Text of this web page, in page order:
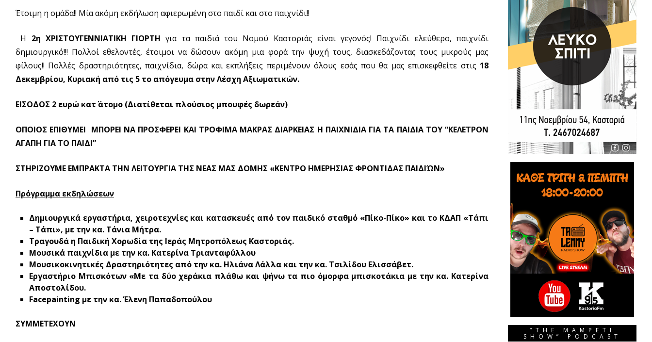
Έτοιμη η ομάδα!! Μία ακόμη εκδήλωση αφιερωμένη στο παιδί και στο παιχνίδι!!
H 2η XΡΙΣΤΟΥΓΕΝΝΙΑΤΙΚΗ ΓΙΟΡΤΗγια τα παιδιά του Νομού Καστοριάς είναι γεγονός! Παιχνίδι ελεύθερο, παιχνίδι
δημιουργικό!!! Πολλοί εθελοντές, έτοιμοι να δώσουν ακόμη μια φορά την ψυχή τους, διασκεδάζοντας τους μικρούς μας
φίλους!! Πολλές δραστηριότητες, παιχνίδια, δώρα και εκπλήξεις περιμένουν όλους εσάς που θα μας επισκεφθείτε στις 18
Δεκεμβρίου, Κυριακή από τις 5 το απόγευμα στην Λέσχη Αξιωματικών.
ΕΙΣΟΔΟΣ 2 ευρώ κατ΄ άτομο (Διατίθεται πλούσιος μπουφές δωρεάν)
ΟΠΟΙΟΣ ΕΠΙΘΥΜΕΙ ΜΠΟΡΕΙ ΝΑ ΠΡΟΣΦΕΡΕΙ ΚΑΙ ΤΡΟΦΙΜΑ ΜΑΚΡΑΣ ΔΙΑΡΚΕΙΑΣ Η ΠΑΙΧΝΙΔΙΑ ΓΙΑ ΤΑ ΠΑΙΔΙΑ ΤΟΥ “ΚΕΛΕΤΡΟΝ
ΑΓΑΠΗ ΓΙΑ ΤΟ ΠΑΙΔΙ”
ΣΤΗΡΙΖΟΥΜΕ ΕΜΠΡΑΚΤΑ ΤΗΝ ΛΕΙΤΟΥΡΓΙΑ ΤΗΣ ΝΕΑΣ ΜΑΣ ΔΟΜΗΣ «ΚΕΝΤΡΟ ΗΜΕΡΗΣΙΑΣ ΦΡΟΝΤΙΔΑΣ ΠΑΙΔΙΏΝ»
Πρόγραμμα εκδηλώσεων
Δημιουργικά εργαστήρια, χειροτεχνίες και κατασκευές από τον παιδικό σταθμό «Πίκο-Πίκο» και το ΚΔΑΠ «Τάπι
– Τάπι», με την κα. Τάνια Μήτρα.
Τραγουδά η Παιδική Χορωδία της Ιεράς Μητροπόλεως Καστοριάς.
Μουσικά παιχνίδια με την κα. Κατερίνα Τριανταφύλλου
Μουσικοκινητικές Δραστηριότητες από την κα. Ηλιάνα Λάλλα και την κα. Τσιλίδου Ελισσάβετ.
Εργαστήριο Μπισκότων «Με τα δύο χεράκια πλάθω και ψήνω τα πιο όμορφα μπισκοτάκια με την κα. Κατερίνα
Αποστολίδου.
Facepainting με την κα. Έλενη Παπαδοπούλου
ΣΥΜΜΕΤΕΧΟΥΝ
“THE MAMPETI
SHOW” PODCAST